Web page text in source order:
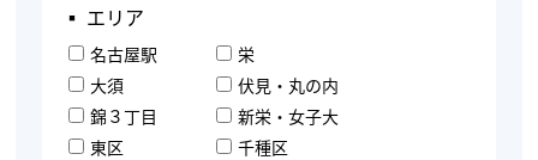
▪︎ エリア
名古屋駅
栄
大須
伏見・丸の内
錦３丁目
新栄・女子大
東区
千種区